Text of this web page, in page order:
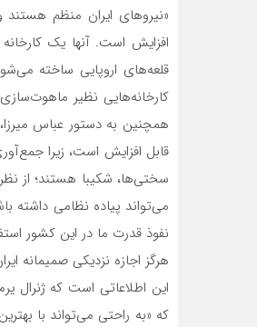
«نیروهای ایران منظم
افزایش است. آنها یک
قلعه‌های اروپایی ساخته
کارخانه‌هایی نظیر
همچنین به دستور عباس
قابل افزایش است، زیرا
سختی‌ها، شکیبا هستند؛ از
می‌تواند پیاده نظامی داشته
نفوذ قدرت ما در این کشور
هرگز اجازه نزدیکی صمیمانه
این اطلاعاتی است که ژنرال
که «به راحتی می‌تواند با